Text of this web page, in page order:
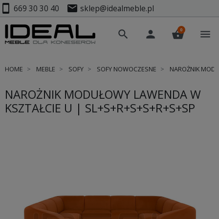
smartphone 669 30 30 40 mail sklep@idealmeble.pl
search person shopping_basket
0 menu
HOME MEBLE SOFY SOFY NOWOCZESNE NAROŻNIK
NAROŻNIK MODUŁOWY LAWENDA W
KSZTAŁCIE U | SL+S+R+S+S+R+S+SP